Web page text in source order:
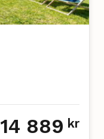
14 889 kr